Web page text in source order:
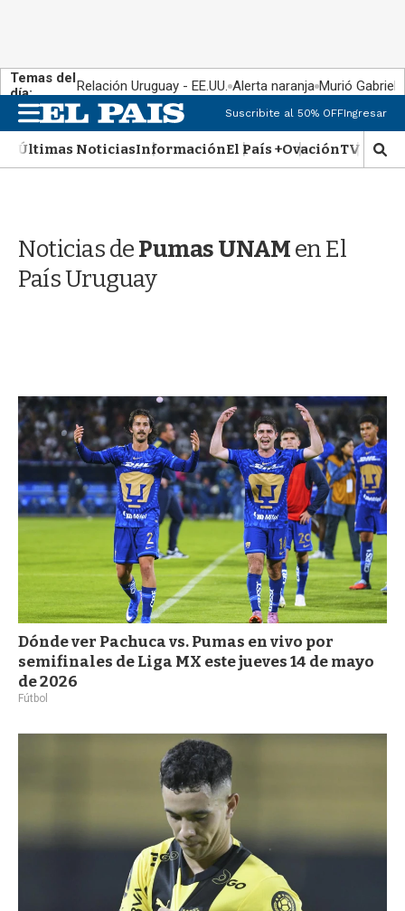
Temas del
día:
Relación Uruguay - EE.UU. Alerta naranja Murió Gabriel
M
e
n
u
Suscribite al 50% OFFIngresar
Últimas NoticiasInformaciónEl País +OvaciónTV Show
M
o
d
Noticias dePumas UNAMen El
País Uruguay
Dónde ver Pachuca vs. Pumas en vivo por
semifinales de Liga MX este jueves 14 de mayo
de 2026
Fútbol